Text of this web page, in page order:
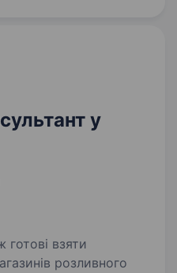
у
готові взяти